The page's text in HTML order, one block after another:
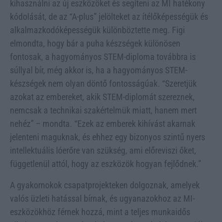
kihasználni az új eszközöket és segíteni az MI hatékony
kódolását, de az “A-plus” jelölteket az ítélőképességük és
alkalmazkodóképességük különböztette meg. Figi
elmondta, hogy bár a puha készségek különösen
fontosak, a hagyományos STEM-diploma továbbra is
súllyal bír, még akkor is, ha a hagyományos STEM-
készségek nem olyan döntő fontosságúak. “Szeretjük
azokat az embereket, akik STEM-diplomát szereznek,
nemcsak a technikai szakértelmük miatt, hanem mert
nehéz” – mondta. “Ezek az emberek kihívást akarnak
jelenteni maguknak, és ehhez egy bizonyos szintű nyers
intellektuális lóerőre van szükség, ami előreviszi őket,
függetlenül attól, hogy az eszközök hogyan fejlődnek.”
A gyakornokok csapatprojekteken dolgoznak, amelyek
valós üzleti hatással bírnak, és ugyanazokhoz az MI-
eszközökhöz férnek hozzá, mint a teljes munkaidős